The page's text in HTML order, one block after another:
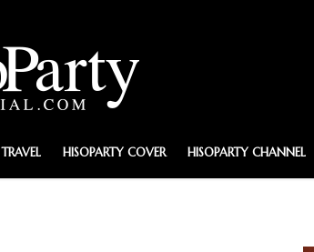
TRAVEL HISOPARTY COVER HISOPARTY CHANNEL